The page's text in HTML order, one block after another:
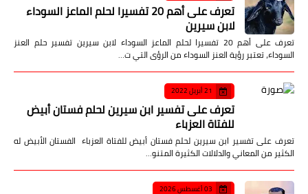
تعرف على أهم 20 تفسيرا لحلم الماعز السوداء
لابن سيرين
تعرف على أهم 20 تفسيرا لحلم الماعز السوداء لابن سيرين تفسير حلم العنز
السوداء، تعتبر رؤية العنز السوداء من الرؤى التي ت…
21 أبريل 2022
تعرف على تفسير ابن سيرين لحلم فستان أبيض
للفتاة العزباء
تعرف على تفسير ابن سيرين لحلم فستان أبيض للفتاة العزباء الفستان الأبيض له
الكثير من المعاني والدلالات الكثيرة المتنو…
03 أغسطس 2026